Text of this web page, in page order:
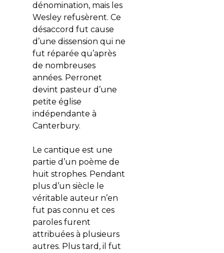
dénomination, mais les
Wesley refusèrent. Ce
désaccord fut cause
d’une dissension qui ne
fut réparée qu’après
de nombreuses
années. Perronet
devint pasteur d’une
petite église
indépendante à
Canterbury.
Le cantique est une
partie d’un poème de
huit strophes. Pendant
plus d’un siècle le
véritable auteur n’en
fut pas connu et ces
paroles furent
attribuées à plusieurs
autres. Plus tard, il fut